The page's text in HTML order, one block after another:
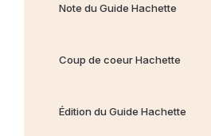
Note du Guide Hachette
Coup de coeur Hachette
Édition du Guide Hachette